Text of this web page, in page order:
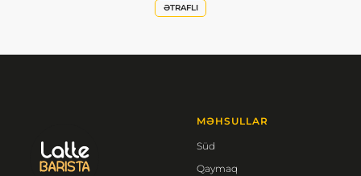
ƏTRAFLI
MƏHSULLAR
Süd
Qaymaq